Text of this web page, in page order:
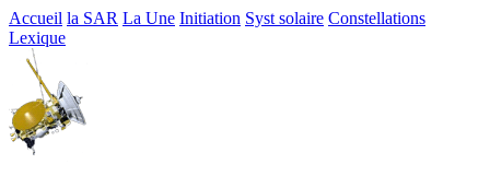
Accueil la SAR La Une Initiation Syst solaire Constellations
Lexique